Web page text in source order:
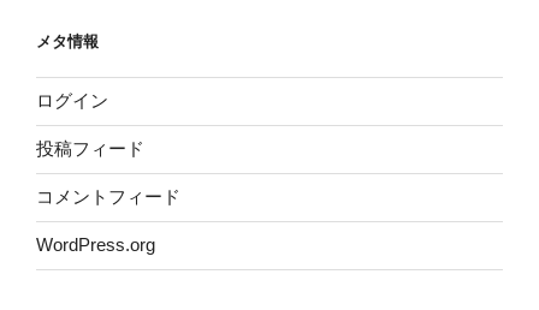
メタ情報
ログイン
投稿フィード
コメントフィード
WordPress.org